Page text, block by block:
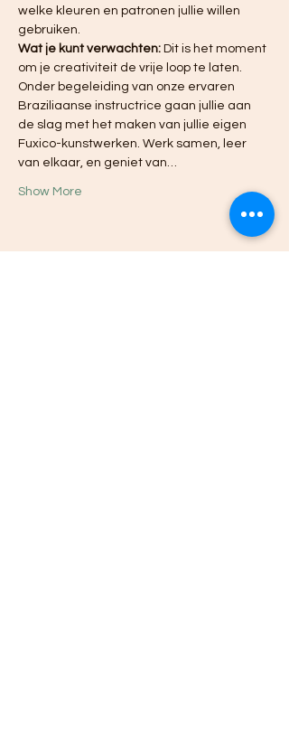
welke kleuren en patronen jullie willen
gebruiken.
Wat je kunt verwachten: Dit is het moment
om je creativiteit de vrije loop te laten.
Onder begeleiding van onze ervaren
Braziliaanse instructrice gaan jullie aan
de slag met het maken van jullie eigen
Fuxico-kunstwerken. Werk samen, leer
van elkaar, en geniet van…
Show More